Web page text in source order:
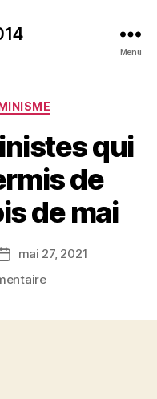
Menu
qui
de
de mai
Datemai 27, 2021
sur